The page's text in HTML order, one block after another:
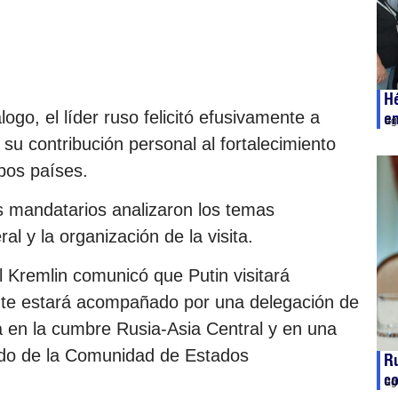
el líder ruso felicitó efusivamente a
contribución personal al fortalecimiento
países.
analizaron los temas
y la organización de la visita.
comunicó que Putin visitará
estará acompañado por una delegación de
la cumbre Rusia-Asia Central y en una
de la Comunidad de Estados